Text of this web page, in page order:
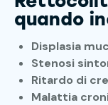
quando
Displasia
Stenosi
Ritardo di
Malattia